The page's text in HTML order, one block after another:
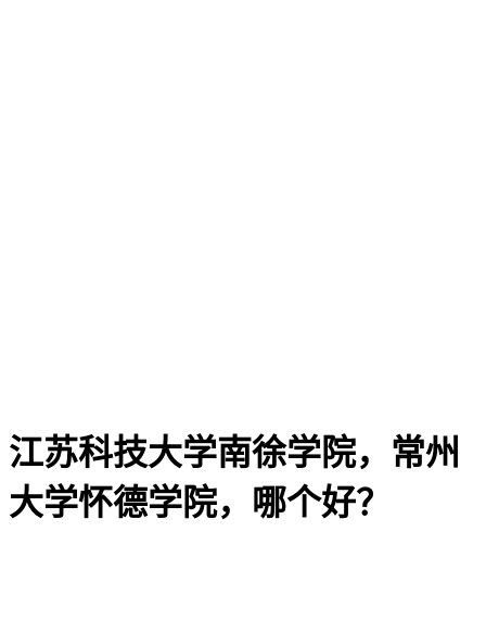
江苏科技大学南徐学院，常州
大学怀德学院，哪个好？